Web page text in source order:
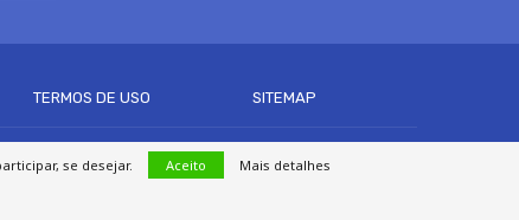
TERMOS DE USO SITEMAP
se desejar. Aceito Mais detalhes